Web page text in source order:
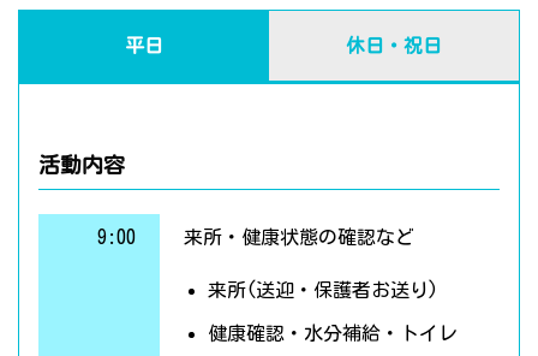
平日 休日・祝日
活動内容
9:00 来所・健康状態の確認など
来所(送迎・保護者お送り)
健康確認・水分補給・トイレ